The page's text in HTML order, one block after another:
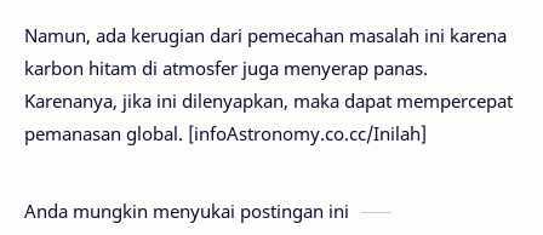
Namun, ada kerugian dari pemecahan masalah ini karena
karbon hitam di atmosfer juga menyerap panas.
Karenanya, jika ini dilenyapkan, maka dapat mempercepat
pemanasan global. [infoAstronomy.co.cc/Inilah]
Anda mungkin menyukai postingan ini